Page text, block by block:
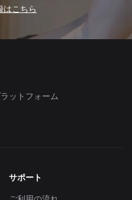
はこちら
ットフォーム
サポート